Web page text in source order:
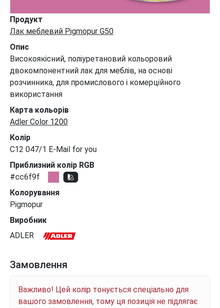
Продукт
Лак меблевий Pigmopur G50
Опис
Високоякісний, поліуретановий кольоровий
двокомпонентний лак для меблів, на основі
розчинника, для промислового і комерційного
використання
Карта кольорів
Adler Color 1200
Колір
C12 047/1 E-Mail for you
Приблизний колір RGB
#cc6f9f
Колорування
Pigmopur
Виробник
ADLER
Замовлення
Важливо! Цей колір тонується спеціально для
вашого замовлення, тому ця позиція не підлягає